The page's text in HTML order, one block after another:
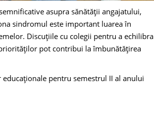
asupra sănătății angajatului,
sindromul este important luarea în
Discuțiile cu colegii pentru a echilibra
pot contribui la îmbunătățirea
pentru semestrul II al anului